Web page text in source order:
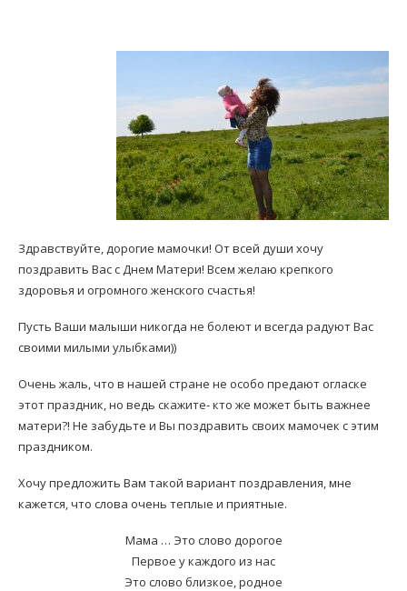
Здравствуйте, дорогие мамочки! От всей души хочу
поздравить Вас с Днем Матери! Всем желаю крепкого
здоровья и огромного женского счастья!
Пусть Ваши малыши никогда не болеют и всегда радуют Вас
своими милыми улыбками))
Очень жаль, что в нашей стране не особо предают огласке
этот праздник, но ведь скажите- кто же может быть важнее
матери?! Не забудьте и Вы поздравить своих мамочек с этим
праздником.
Хочу предложить Вам такой вариант поздравления, мне
кажется, что слова очень теплые и приятные.
Мама … Это слово дорогое
Первое у каждого из нас
Это слово близкое, родное